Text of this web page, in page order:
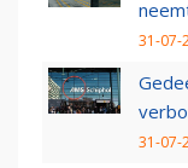
31-07-
31-07-